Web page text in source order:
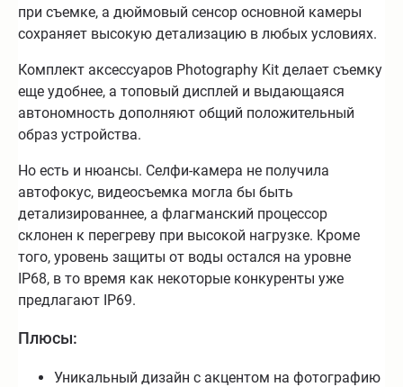
при съемке, а дюймовый сенсор основной камеры
сохраняет высокую детализацию в любых условиях.
Комплект аксессуаров Photography Kit делает съемку
еще удобнее, а топовый дисплей и выдающаяся
автономность дополняют общий положительный
образ устройства.
Но есть и нюансы. Селфи-камера не получила
автофокус, видеосъемка могла бы быть
детализированнее, а флагманский процессор
склонен к перегреву при высокой нагрузке. Кроме
того, уровень защиты от воды остался на уровне
IP68, в то время как некоторые конкуренты уже
предлагают IP69.
Плюсы:
Уникальный дизайн с акцентом на фотографию